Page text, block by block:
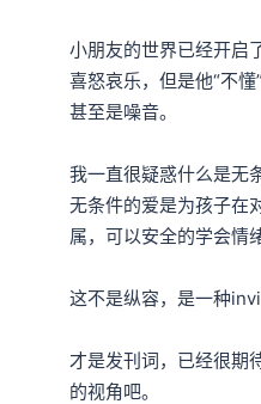
小朋友的世界已经开启
喜怒哀乐，但是他“不
甚至是噪音。
我一直很疑惑什么是无
无条件的爱是为孩子在
属，可以安全的学会情
这不是纵容，是一种
才是发刊词，已经很期
的视角吧。